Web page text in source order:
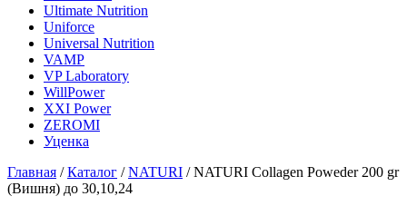
Ultimate Nutrition
Uniforce
Universal Nutrition
VAMP
VP Laboratory
WillPower
XXI Power
ZEROMI
Уценка
Главная /Каталог /NATURI /NATURI Collagen Poweder 200 gr
(Вишня) до 30,10,24